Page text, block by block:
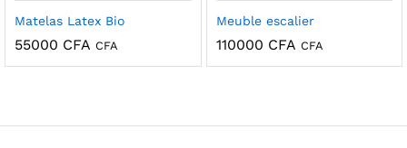
Matelas Latex Bio
55000 CFA CFA
Meuble escalier
110000 CFA CFA